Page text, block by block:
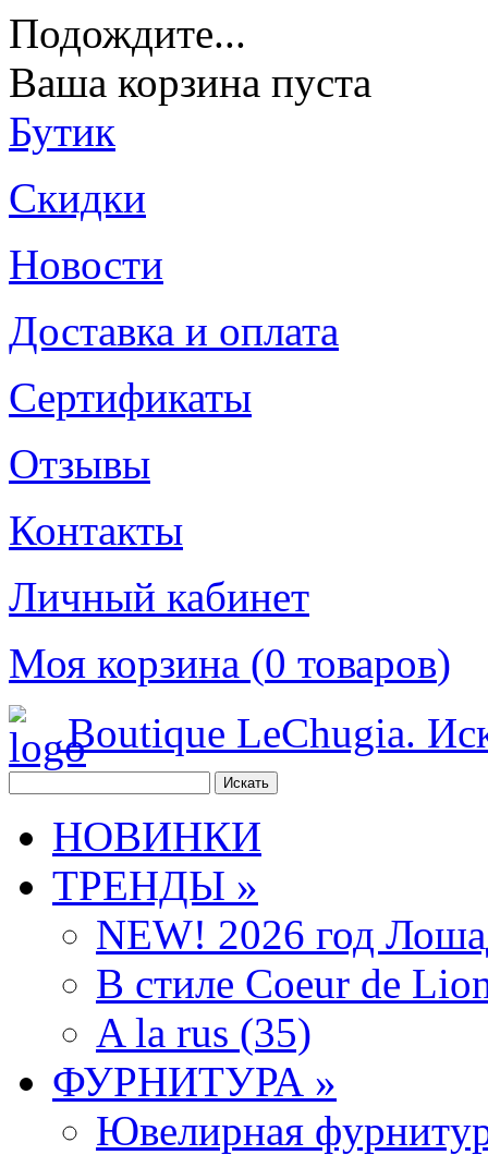
Подождите...
Ваша корзина пуста
Бутик
Скидки
Новости
Доставка и оплата
Сертификаты
Отзывы
Контакты
Личный кабинет
Моя корзина (0 товаров)
Boutique LeChugia.
НОВИНКИ
ТРЕНДЫ »
NEW! 2026 год
В стиле Coeur de
A la rus (35)
ФУРНИТУРА »
Ювелирная